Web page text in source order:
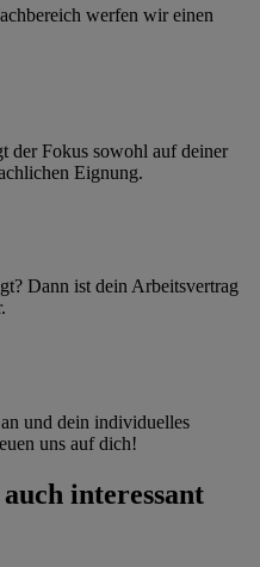
werfen wir einen
der Fokus sowohl auf deiner
Eignung.
Dann ist dein Arbeitsvertrag
und dein individuelles
uns auf dich!
interessant